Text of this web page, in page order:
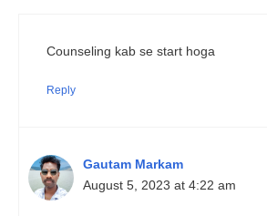
Counseling kab se start hoga
Reply
Gautam Markam
August 5, 2023 at 4:22 am